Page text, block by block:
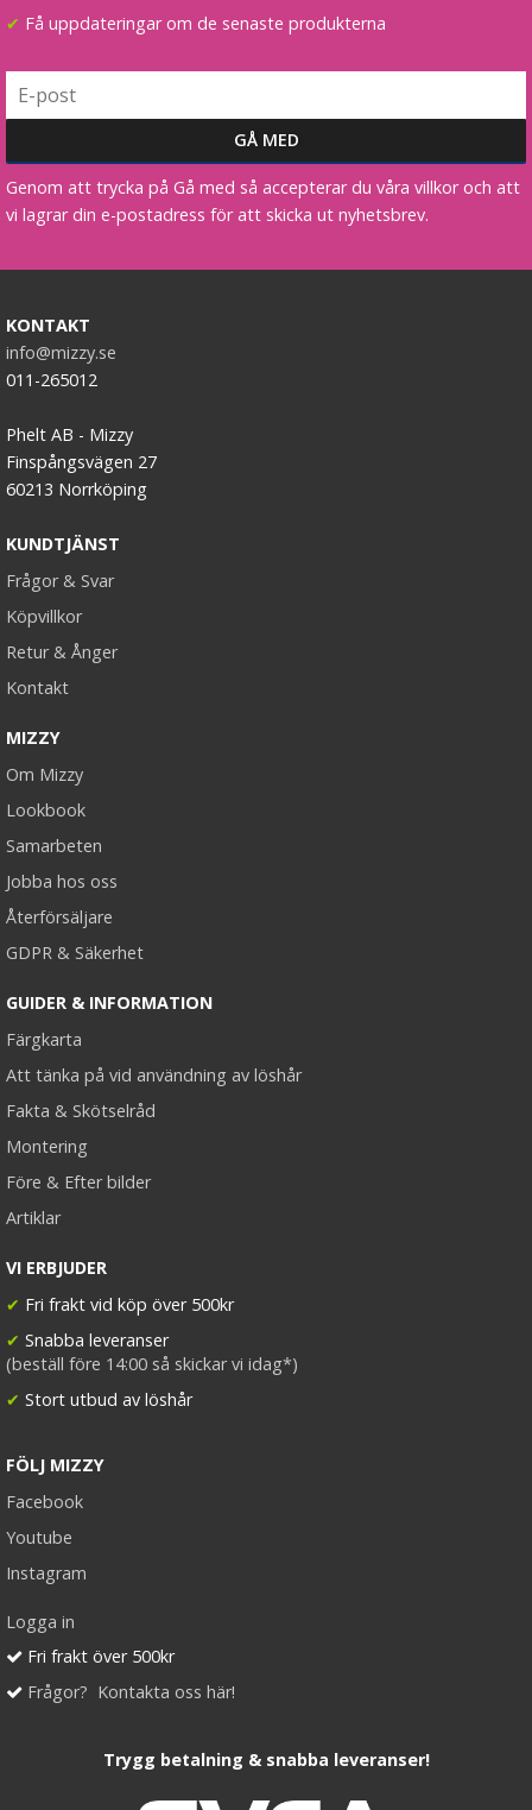
✔ Få uppdateringar om de senaste produkterna
Genom att trycka på Gå med så accepterar du våra villkor och att
vi lagrar din e-postadress för att skicka ut nyhetsbrev.
KONTAKT
info@mizzy.se
011-265012
Phelt AB - Mizzy
Finspångsvägen 27
60213 Norrköping
KUNDTJÄNST
Frågor & Svar
Köpvillkor
Retur & Ånger
Kontakt
MIZZY
Om Mizzy
Lookbook
Samarbeten
Jobba hos oss
Återförsäljare
GDPR & Säkerhet
GUIDER & INFORMATION
Färgkarta
Att tänka på vid användning av löshår
Fakta & Skötselråd
Montering
Före & Efter bilder
Artiklar
VI ERBJUDER
✔ Fri frakt vid köp över 500kr
✔ Snabba leveranser
(beställ före 14:00 så skickar vi idag*)
✔ Stort utbud av löshår
FÖLJ MIZZY
Facebook
Youtube
Instagram
Logga in
Fri frakt över 500kr
Frågor? Kontakta oss här!
Trygg betalning & snabba leveranser!